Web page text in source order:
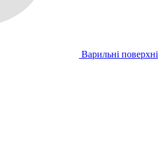
Варильні поверхні